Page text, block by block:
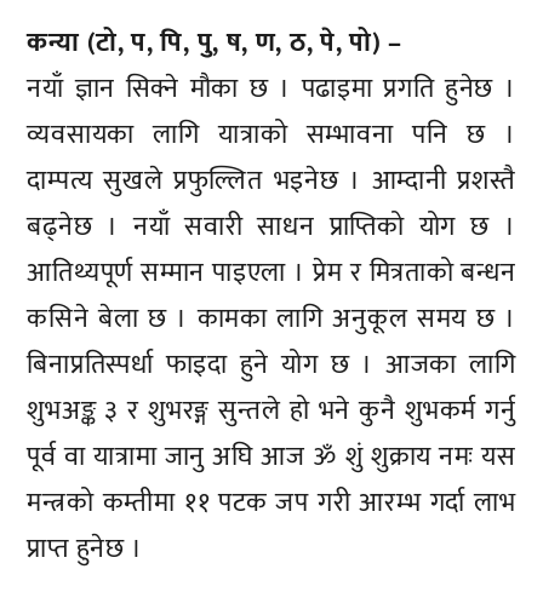
कन्या (टो, प, पि, पु, ष, ण, ठ, पे, पो) –
नयाँ ज्ञान सिक्ने मौका छ । पढाइमा प्रगति हुनेछ ।
व्यवसायका लागि यात्राको सम्भावना पनि छ ।
दाम्पत्य सुखले प्रफुल्लित भइनेछ । आम्दानी प्रशस्तै
बढ्नेछ । नयाँ सवारी साधन प्राप्तिको योग छ ।
आतिथ्यपूर्ण सम्मान पाइएला । प्रेम र मित्रताको बन्धन
कसिने बेला छ । कामका लागि अनुकूल समय छ ।
बिनाप्रतिस्पर्धा फाइदा हुने योग छ । आजका लागि
शुभअङ्क ३ र शुभरङ्ग सुन्तले हो भने कुनै शुभकर्म गर्नु
पूर्व वा यात्रामा जानु अघि आज ॐ शुं शुक्राय नमः यस
मन्त्रको कम्तीमा ११ पटक जप गरी आरम्भ गर्दा लाभ
प्राप्त हुनेछ ।